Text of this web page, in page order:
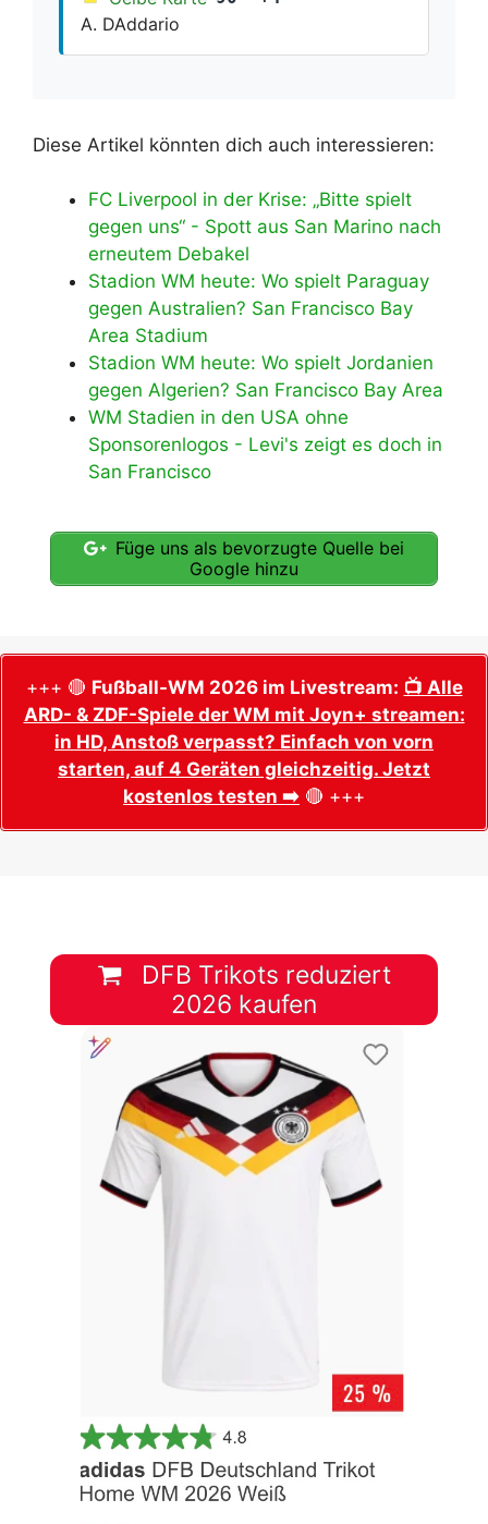
A. DAddario
Diese Artikel könnten dich auch interessieren:
FC Liverpool in der Krise: „Bitte spielt
gegen uns“ - Spott aus San Marino nach
erneutem Debakel
Stadion WM heute: Wo spielt Paraguay
gegen Australien? San Francisco Bay
Area Stadium
Stadion WM heute: Wo spielt Jordanien
gegen Algerien? San Francisco Bay Area
WM Stadien in den USA ohne
Sponsorenlogos - Levi's zeigt es doch in
San Francisco
Füge uns als bevorzugte Quelle bei
Google hinzu
+++ 🔴 Fußball-WM 2026 im Livestream: 📺 Alle
ARD- & ZDF-Spiele der WM mit Joyn+ streamen:
in HD, Anstoß verpasst? Einfach von vorn
starten, auf 4 Geräten gleichzeitig. Jetzt
kostenlos testen ➡️ 🔴 +++
DFB Trikots reduziert
2026 kaufen